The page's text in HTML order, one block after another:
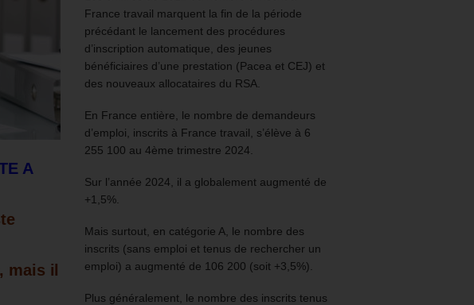
A
mais il
France travail marquent la fin de la période
précédant le lancement des procédures
d’inscription automatique, des jeunes
bénéficiaires d’une prestation (Pacea et CEJ) et
des nouveaux allocataires du RSA.
En France entière, le nombre de demandeurs
d’emploi, inscrits à France travail, s’élève à 6
255 100 au 4ème trimestre 2024.
Sur l’année 2024, il a globalement augmenté de
+1,5%.
Mais surtout, en catégorie A, le nombre des
inscrits (sans emploi et tenus de rechercher un
emploi) a augmenté de 106 200 (soit +3,5%).
Plus généralement, le nombre des inscrits tenus